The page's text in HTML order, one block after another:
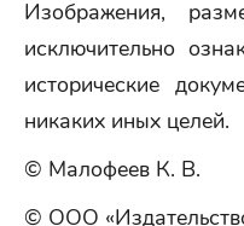
Изображения,
исключительно
исторические
никаких иных целей.
© Малофеев К. В.
© ООО